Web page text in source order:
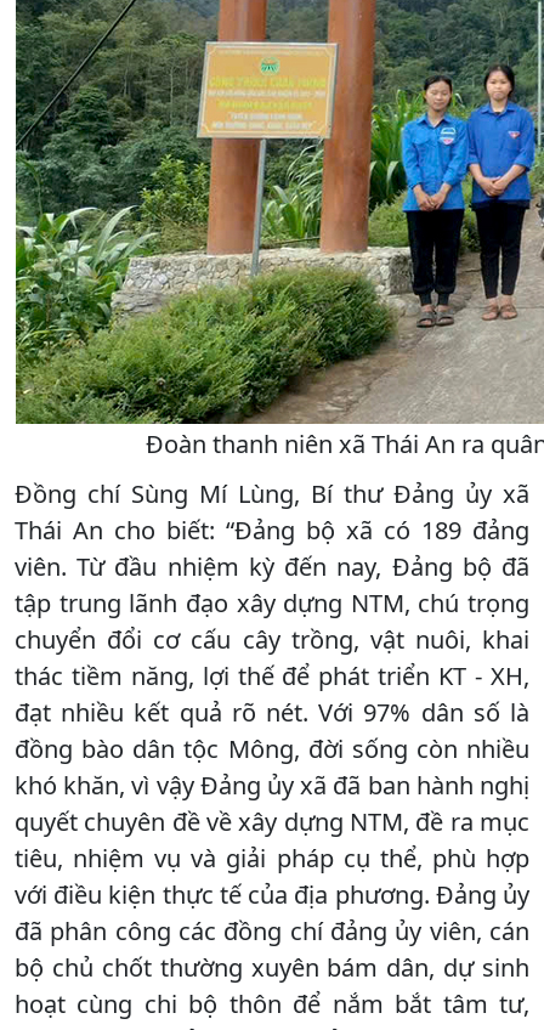
Đoàn thanh niên xã Thái An ra
Đồng chí Sùng Mí Lùng, Bí thư Đảng ủy xã
Thái An cho biết: “Đảng bộ xã có 189 đảng
viên. Từ đầu nhiệm kỳ đến nay, Đảng bộ đã
tập trung lãnh đạo xây dựng NTM, chú trọng
chuyển đổi cơ cấu cây trồng, vật nuôi, khai
thác tiềm năng, lợi thế để phát triển KT - XH,
đạt nhiều kết quả rõ nét. Với 97% dân số là
đồng bào dân tộc Mông, đời sống còn nhiều
khó khăn, vì vậy Đảng ủy xã đã ban hành nghị
quyết chuyên đề về xây dựng NTM, đề ra mục
tiêu, nhiệm vụ và giải pháp cụ thể, phù hợp
với điều kiện thực tế của địa phương. Đảng ủy
đã phân công các đồng chí đảng ủy viên, cán
bộ chủ chốt thường xuyên bám dân, dự sinh
hoạt cùng chi bộ thôn để nắm bắt tâm tư,